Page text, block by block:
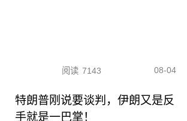
阅读 7143 08-04
特朗普刚说要谈判，伊朗又是反
手就是一巴掌！